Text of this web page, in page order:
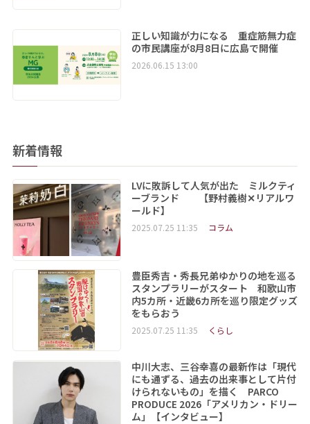
正しい知識が力になる 重症筋無力症
の市民講座が8月8日に広島で開催
2026.06.15 13:00
新着情報
LVに敗訴して人気が出た ミルクティ
ーブランド 【野村義樹✕リアルワ
ールド】
2025.07.25 11:35 コラム
豊臣秀吉・秀長兄弟ゆかりの地を巡る
スタンプラリーがスタート 和歌山市
内5カ所・近畿6カ所を巡り限定グッズ
をもらおう
2025.07.25 11:35 くらし
中川大志、三谷幸喜の最新作は「現代
にも通ずる、過去の出来事として片付
けられないもの」を描く PARCO
PRODUCE 2026「アメリカン・ドリー
ム」【インタビュー】